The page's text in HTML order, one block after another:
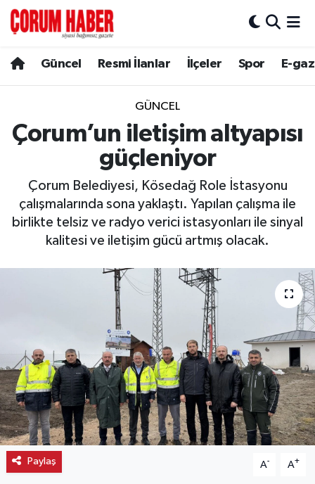
Güncel Resmi İlanlar İlçeler Spor E-
GÜNCEL
Çorum’un iletişim altyapısı
güçleniyor
Çorum Belediyesi, Kösedağ Role İstasyonu
çalışmalarında sona yaklaştı. Yapılan çalışma ile
birlikte telsiz ve radyo verici istasyonları ile sinyal
kalitesi ve iletişim gücü artmış olacak.
Paylaş A- A+
Spor
Resmi İlanlar
Bayat
Boğazkale
Dodurga
Laçin
Mecitözü
Oğuzlar
Hava Durumu
Çorum Namaz Vakitleri
Trafik Durumu
Süper Lig Puan Durumu ve Fikstür
Tüm Manşetler
Son Dakika Haberleri